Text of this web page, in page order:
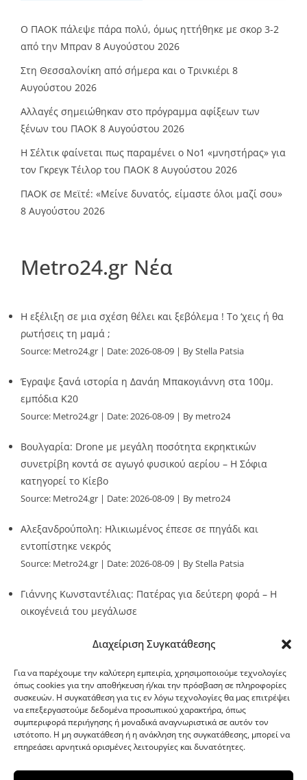
Διαχείριση Συγκατάθεσης
Για να παρέχουμε την καλύτερη εμπειρία, χρησιμοποιούμε τεχνολογίες
όπως cookies για την αποθήκευση ή/και την πρόσβαση σε πληροφορίες
συσκευών. Η συγκατάθεση για τις εν λόγω τεχνολογίες θα μας επιτρέψει
να επεξεργαστούμε δεδομένα προσωπικού χαρακτήρα, όπως
συμπεριφορά περιήγησης ή μοναδικά αναγνωριστικά σε αυτόν τον
ιστότοπο. Η μη συγκατάθεση ή η ανάκληση της συγκατάθεσης, μπορεί να
επηρεάσει αρνητικά ορισμένες λειτουργίες και δυνατότητες.
Ο ΠΑΟΚ πάλεψε πάρα πολύ, όμως ηττήθηκε με σκορ 3-2
από την Μπραν 8 Αυγούστου 2026
Στη Θεσσαλονίκη από σήμερα και ο Τρινκιέρι 8
Αυγούστου 2026
Αλλαγές σημειώθηκαν στο πρόγραμμα αφίξεων των
ξένων του ΠΑΟΚ 8 Αυγούστου 2026
Η Σέλτικ φαίνεται πως παραμένει ο Νο1 «μνηστήρας» για
τον Γκρεγκ Τέιλορ του ΠΑΟΚ 8 Αυγούστου 2026
ΠΑΟΚ σε Μεϊτέ: «Μείνε δυνατός, είμαστε όλοι μαζί σου»
8 Αυγούστου 2026
Metro24.gr Νέα
Η εξέλιξη σε μια σχέση θέλει και ξεβόλεμα ! Το ‘χεις ή θα
ρωτήσεις τη μαμά ;
Source: Metro24.gr Date: 2026-08-09 By Stella Patsia
Έγραψε ξανά ιστορία η Δανάη Μπακογιάννη στα 100μ.
εμπόδια Κ20
Source: Metro24.gr Date: 2026-08-09 By metro24
Βουλγαρία: Drone με μεγάλη ποσότητα εκρηκτικών
συνετρίβη κοντά σε αγωγό φυσικού αερίου – Η Σόφια
κατηγορεί το Κίεβο
Source: Metro24.gr Date: 2026-08-09 By metro24
Αλεξανδρούπολη: Ηλικιωμένος έπεσε σε πηγάδι και
εντοπίστηκε νεκρός
Source: Metro24.gr Date: 2026-08-09 By Stella Patsia
Γιάννης Κωνσταντέλιας: Πατέρας για δεύτερη φορά – Η
οικογένειά του μεγάλωσε
G-point.gr